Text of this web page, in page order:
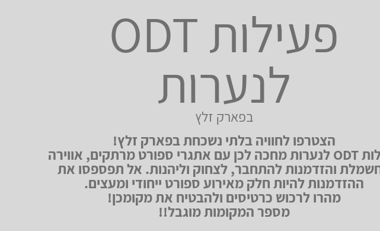
פעילות ODT
לנערות
בפארק זלץ
הצטרפו לחוויה בלתי נשכחת בפארק זלץ!
פעילות ODT לנערות מחכה לכן עם אתגרי ספורט מרתקים, אווירה
והזדמנות להתחבר, לצחוק וליהנות. אל תפספסו את
ההזדמנות להיות חלק מאירוע ספורט ייחודי ומעצים.
מהרו לרכוש כרטיסים ולהבטיח את מקומכן!
מספר המקומות מוגבל!!